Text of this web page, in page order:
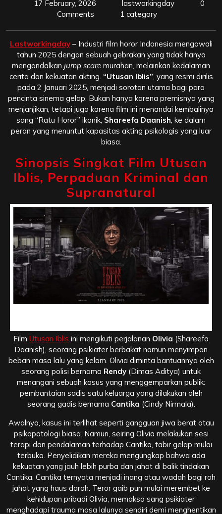
17 February, 2026 lastworkingday
0
Comments
1 category
Lastworkingday– Industri film horor Indonesia mengawali
tahun 2025 dengan sebuah gebrakan yang tidak hanya
mengandalkan jump scare murahan, melainkan kedalaman
cerita dan kekuatan akting. “Utusan Iblis” , yang resmi dirilis
pada 2 Januari 2025, menjadi sorotan utama bagi para
pencinta sinema gelap. Bukan hanya karena premisnya yang
menjanjikan, tetapi juga karena film ini menandai kembalinya
sang “Ratu Horor” ikonik, Shareefa Daanish , ke dalam
peran yang menuntut kapasitas akting psikologis yang luar
biasa.
Sinopsis Singkat Film Utusan
Iblis, Perpaduan Kriminal dan
Supranatural
Film Utusan Iblis ini mengikuti perjalanan Olivia (Shareefa
Daanish), seorang psikiater berbakat namun menyimpan
beban masa lalu yang kelam. Olivia diminta bantuannya oleh
seorang polisi bernama Rendy (Dimas Aditya) untuk
menangani sebuah kasus yang menggemparkan publik:
pembantaian sadis satu keluarga yang dilakukan oleh
seorang gadis bernama Cantika (Cindy Nirmala).
Awalnya, kasus ini terlihat seperti gangguan jiwa berat atau
psikopatologi biasa. Namun, seiring Olivia melakukan sesi
terapi dan pendalaman terhadap Cantika, tabir gelap mulai
terbuka. Penyelidikan mereka mengungkap bahwa ada
kekuatan yang jauh lebih purba dan jahat di balik tindakan
Cantika. Cantika ternyata menjadi inang atau wadah bagi roh
jahat yang haus darah. Teror gaib pun mulai merembet ke
kehidupan pribadi Olivia, memaksa sang psikiater
menghadapi trauma masa lalunya sendiri demi menghentikan